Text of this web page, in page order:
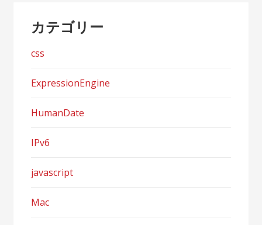
カテゴリー
css
ExpressionEngine
HumanDate
IPv6
javascript
Mac